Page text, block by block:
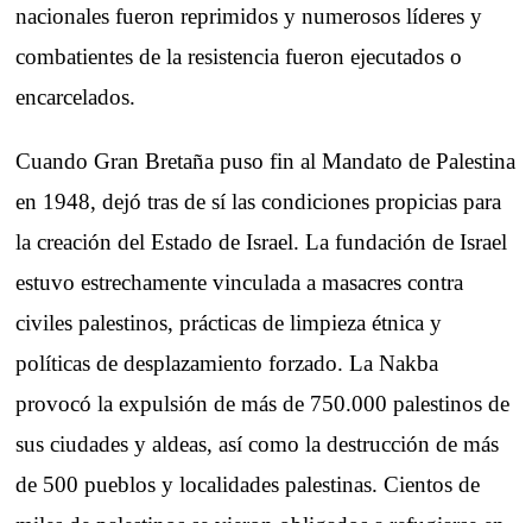
nacionales fueron reprimidos y numerosos líderes y
combatientes de la resistencia fueron ejecutados o
encarcelados.
Cuando Gran Bretaña puso fin al Mandato de Palestina
en 1948, dejó tras de sí las condiciones propicias para
la creación del Estado de Israel. La fundación de Israel
estuvo estrechamente vinculada a masacres contra
civiles palestinos, prácticas de limpieza étnica y
políticas de desplazamiento forzado. La Nakba
provocó la expulsión de más de 750.000 palestinos de
sus ciudades y aldeas, así como la destrucción de más
de 500 pueblos y localidades palestinas. Cientos de